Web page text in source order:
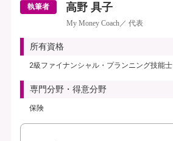
執筆者 高野 具子
My Money Coach／ 代表
所有資格
2級ファイナンシャル・プランニング技能士
専門分野・得意分野
保険